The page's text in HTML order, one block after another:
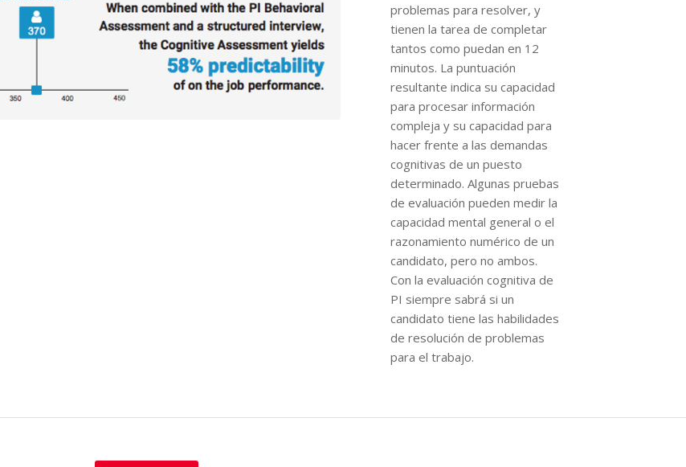
problemas para resolver, y
tienen la tarea de completar
tantos como puedan en 12
minutos. La puntuación
resultante indica su capacidad
para procesar información
compleja y su capacidad para
hacer frente a las demandas
cognitivas de un puesto
determinado. Algunas pruebas
de evaluación pueden medir la
capacidad mental general o el
razonamiento numérico de un
candidato, pero no ambos.
Con la evaluación cognitiva de
PI siempre sabrá si un
candidato tiene las habilidades
de resolución de problemas
para el trabajo.